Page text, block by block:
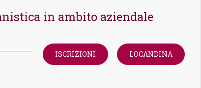
in ambito aziendale
ISCRIZIONI LOCANDINA